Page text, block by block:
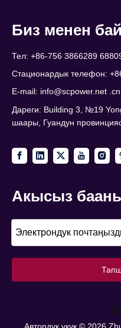
Биз менен
Тел: +86-756 3866289
Стационардык телефон:
E-mail: info@scpower.net .cn
Дареги: Building 3, №19
шаары, Гуандун
Акысыз